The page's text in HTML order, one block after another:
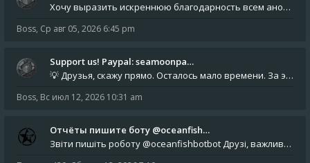
Хочу выразить искреннюю благодарность всем анонимным пользователям, которые поддержали наше сообщество финансово. Благод
Boss, Ср авг 05, 2026 6:45 pm
Support us! Paypal: seamoonpa…
💡 Друзья, скажу прямо. Осталось мало времени. За это время нам нужно закрыть последние обязательные расходы: около 500
Boss, Вс июл 12, 2026 10:31 am
Отчёты пишите боту @oceanfish…
Звіти пишіть роботу @oceanfishbotbot Друзі, важливе повідомлення для учасників форума. Основне звернення опублікован